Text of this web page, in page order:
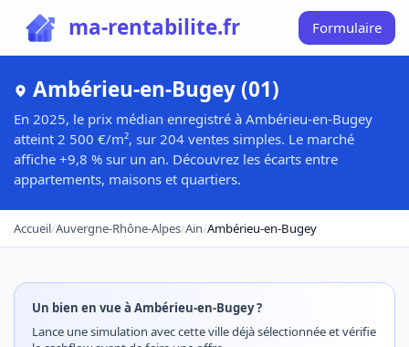
ma-rentabilite.fr Formulaire
Ambérieu-en-Bugey (01)
En 2025, le prix médian enregistré à Ambérieu-en-Bugey
atteint 2 500 €/m², sur 204 ventes simples. Le marché
affiche +9,8 % sur un an. Découvrez les écarts entre
appartements, maisons et quartiers.
Accueil/Auvergne-Rhône-Alpes/Ain/Ambérieu-en-Bugey
Un bien en vue à Ambérieu-en-Bugey ?
Lance une simulation avec cette ville déjà sélectionnée et vérifie